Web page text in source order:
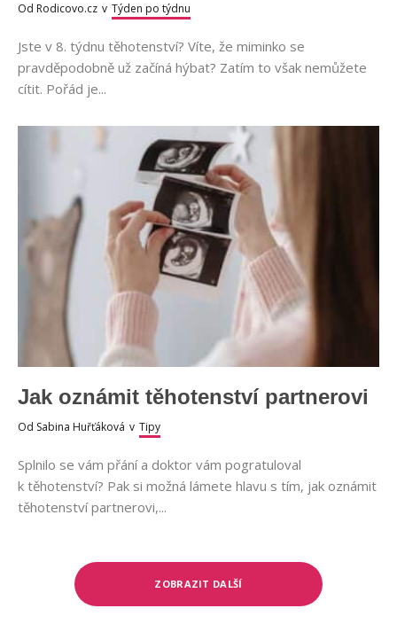
Od Rodicovo.cz v Týden po týdnu
Jste v 8. týdnu těhotenství? Víte, že miminko se
pravděpodobně už začíná hýbat? Zatím to však nemůžete
cítit. Pořád je...
Jak oznámit těhotenství partnerovi
Od Sabina Huřťáková v Tipy
Splnilo se vám přání a doktor vám pogratuloval
k těhotenství? Pak si možná lámete hlavu s tím, jak oznámit
těhotenství partnerovi,...
ZOBRAZIT DALŠÍ